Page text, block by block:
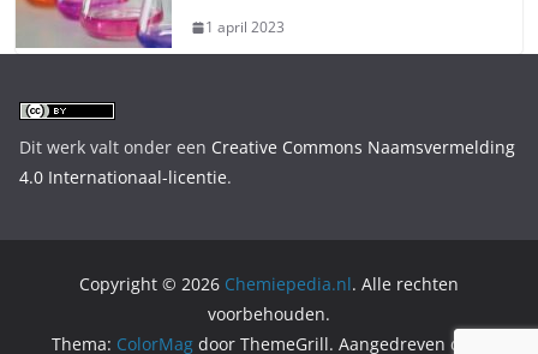
1 april 2023
Dit werk valt onder een Creative Commons Naamsvermelding
4.0 Internationaal-licentie.
Copyright © 2026 Chemiepedia.nl. Alle rechten
voorbehouden.
Thema: ColorMagdoor ThemeGrill. Aangedreven door